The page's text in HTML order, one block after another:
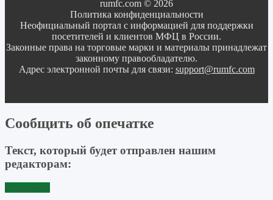
rumfc.com © 2026
Политика конфиденциальности
Неофициальный портал с информацией для поддержки
посетителей и клиентов МФЦ в России.
Законные права на торговые марки и материалы принадлежат
законному правообладателю.
Адрес электронной почты для связи: support@rumfc.com
Сообщить об опечатке
Текст, который будет отправлен нашим
редакторам:
Отправить